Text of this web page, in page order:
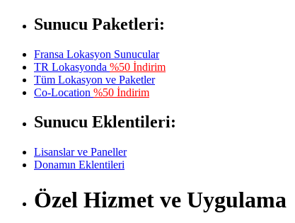
Sunucu Paketleri:
Fransa Lokasyon Sunucular
TR Lokasyonda %50 İndirim
Tüm Lokasyon ve Paketler
Co-Location %50 İndirim
Sunucu Eklentileri:
Lisanslar ve Paneller
Donamın Eklentileri
Özel Hizmet ve Uygulama